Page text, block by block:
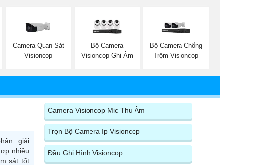
Camera Quan Sát
Visioncop
Bộ Camera
Visioncop Ghi Âm
Bộ Camera Chống
Trộm Visioncop
giải
nhiều
sát tốt
Camera Visioncop Mic Thu Âm
Trọn Bộ Camera Ip Visioncop
Đầu Ghi Hình Visioncop